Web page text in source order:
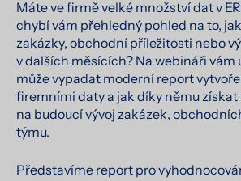
Máte ve firmě velké množství dat v
chybí vám přehledný pohled na to,
zakázky, obchodní příležitosti nebo
v dalších měsících? Na webináři vám
může vypadat moderní report
firemními daty a jak díky němu
na budoucí vývoj zakázek,
týmu.
Představíme report pro